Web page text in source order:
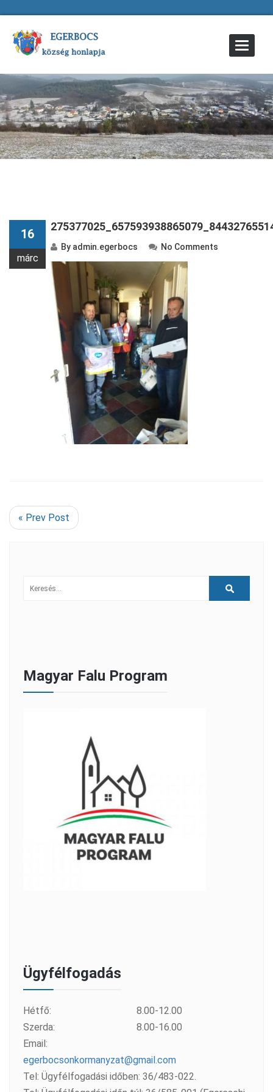
Toggle
16
márc
By admin.egerbocs No Comments
« Prev Post
Magyar Falu Program
Ügyfélfogadás
Hétfő:
8.00-12.00
Szerda:
8.00-16.00
Email:
egerbocsonkormanyzat@gmail.com
Tel: Ügyfélfogadási időben: 36/483-022.